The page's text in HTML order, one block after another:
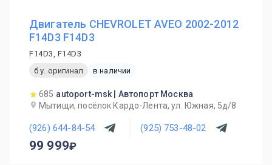
Двигатель CHEVROLET AVEO 2002-2012
F14D3 F14D3
F14D3, F14D3
б.у. оригинал
в наличии
685 autoport-msk | Автопорт Москва
Мытищи, посёлок Кардо-Лента, ул. Южная, 5д/8
(926) 644-84-54 (925) 753-48-02
99 999